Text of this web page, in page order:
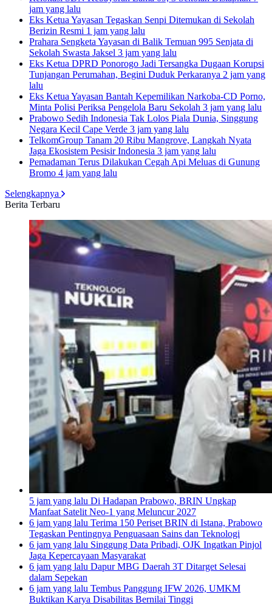
jam yang lalu
Eks Ketua Yayasan Tegaskan Senpi Ditemukan di Sekolah
Berizin Resmi 1 jam yang lalu
Prahara Sengketa Yayasan di Balik Temuan 995 Senjata di
Sekolah Swasta Jaksel 3 jam yang lalu
Eks Ketua DPRD Ponorogo Jadi Tersangka Dugaan Korupsi
Tunjangan Perumahan, Begini Duduk Perkaranya 2 jam yang
lalu
Eks Ketua Yayasan Bantah Kepemilikan Narkoba-CD Porno,
Minta Polisi Periksa Pengelola Baru Sekolah 3 jam yang lalu
Prabowo Sedih Indonesia Tak Lolos Piala Dunia, Singgung
Negara Kecil Cape Verde 3 jam yang lalu
TelkomGroup Tanam 20 Ribu Mangrove, Langkah Nyata
Jaga Ekosistem Pesisir Indonesia 3 jam yang lalu
Pemadaman Terus Dilakukan Cegah Api Meluas di Gunung
Bromo 4 jam yang lalu
Selengkapnya
Berita Terbaru
5 jam yang lalu Di Hadapan Prabowo, BRIN Ungkap
Manfaat Satelit Neo-1 yang Meluncur 2027
6 jam yang lalu Terima 150 Periset BRIN di Istana, Prabowo
Tegaskan Pentingnya Penguasaan Sains dan Teknologi
6 jam yang lalu Singgung Data Pribadi, OJK Ingatkan Pinjol
Jaga Kepercayaan Masyarakat
6 jam yang lalu Dapur MBG Daerah 3T Ditarget Selesai
dalam Sepekan
6 jam yang lalu Tembus Panggung IFW 2026, UMKM
Buktikan Karya Disabilitas Bernilai Tinggi